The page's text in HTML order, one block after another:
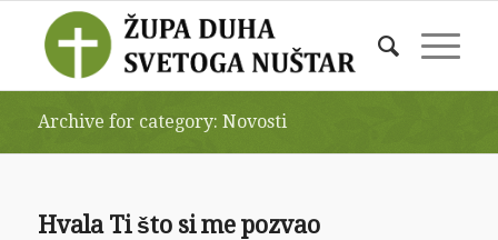
Archive for category: Novosti
Hvala Ti što si me pozvao